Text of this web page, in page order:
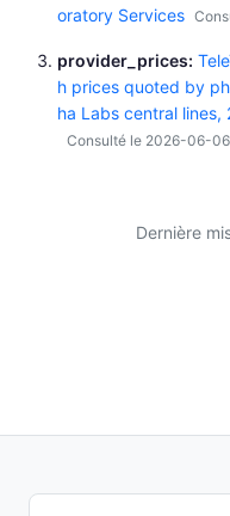
oratory Services
provider_prices
h prices quoted by
ha Labs central
Consulté le 2026-06-06
Dernière